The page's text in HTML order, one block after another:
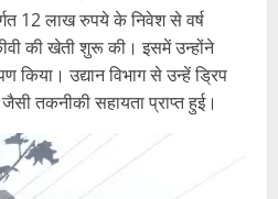
12 लाख रुपये के निवेश से वर्ष
की खेती शुरू की। इसमें उन्होंने
किया। उद्यान विभाग से उन्हें ड्रिप
तकनीकी सहायता प्राप्त हुई।